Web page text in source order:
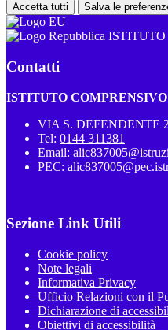
Accetta tutti Salva le
ISTITUTO
Contatti
ISTITUTO
VIA S. DEFENDENTE
Tel: 0144 311381
Email:
PEC:
Sezione Link Utili
Cookie policy
Note legali
Informativa Privacy
Ufficio Relazioni con il
Dichiarazione di
Obiettivi di accessibilità